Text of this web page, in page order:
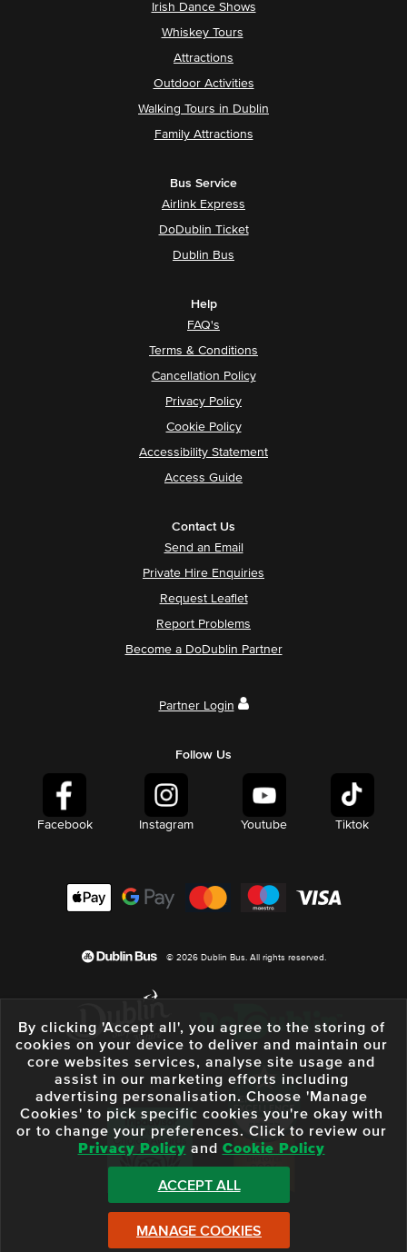
Irish Dance Shows
Whiskey Tours
Attractions
Outdoor Activities
Walking Tours in Dublin
Family Attractions
Bus Service
Airlink Express
DoDublin Ticket
Dublin Bus
Help
FAQ's
Terms & Conditions
Cancellation Policy
Privacy Policy
Cookie Policy
Accessibility Statement
Access Guide
Contact Us
Send an Email
Private Hire Enquiries
Request Leaflet
Report Problems
Become a DoDublin Partner
Partner Login
Follow Us
Facebook Instagram Youtube Tiktok
© 2026 Dublin Bus. All rights reserved.
By clicking 'Accept all', you agree to the storing of
cookies on your device to deliver and maintain our
core websites services, analyse site usage and
assist in our marketing efforts including
advertising personalisation. Choose 'Manage
Cookies' to pick specific cookies you're okay with
or to change your preferences. Click to review our
Privacy Policy and Cookie Policy
ACCEPT ALL
MANAGE COOKIES